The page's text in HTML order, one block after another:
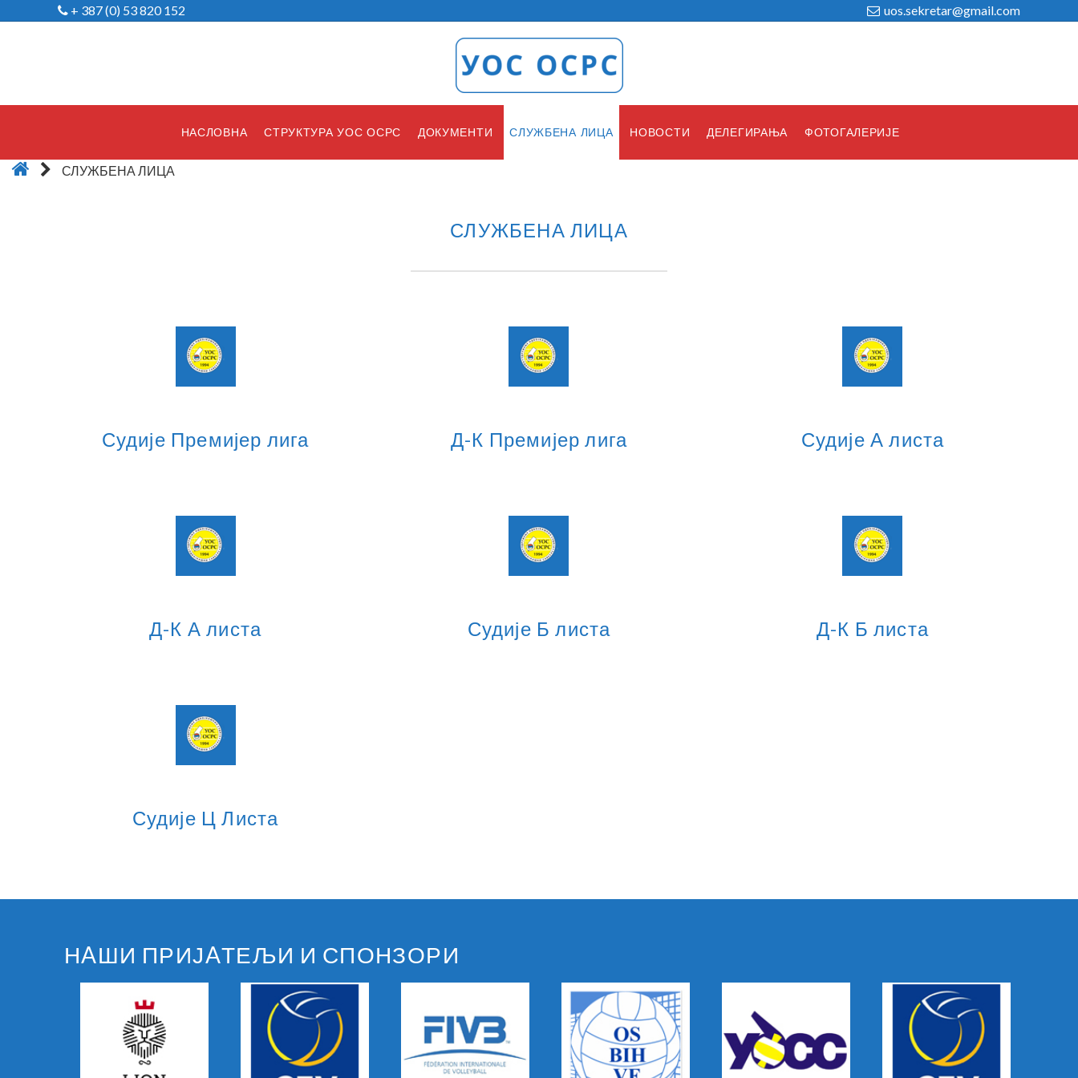
+ 387 (0) 53 820 152 uos.sekretar@gmail.com
НАСЛОВНА СТРУКТУРА УОС ОСРС ДОКУМЕНТИ СЛУЖБЕНА ЛИЦА НОВОСТИ ДЕЛЕГИРАЊА ФОТОГАЛЕРИЈЕ
СЛУЖБЕНА ЛИЦА
СЛУЖБЕНА ЛИЦА
Судије Премијер лига Д-К Премијер лига Судије А листа
Д-К А листа Судије Б листа Д-К Б листа
Судије Ц Листа
НAШИ ПРИЈAТЕЉИ И СПОНЗОРИ